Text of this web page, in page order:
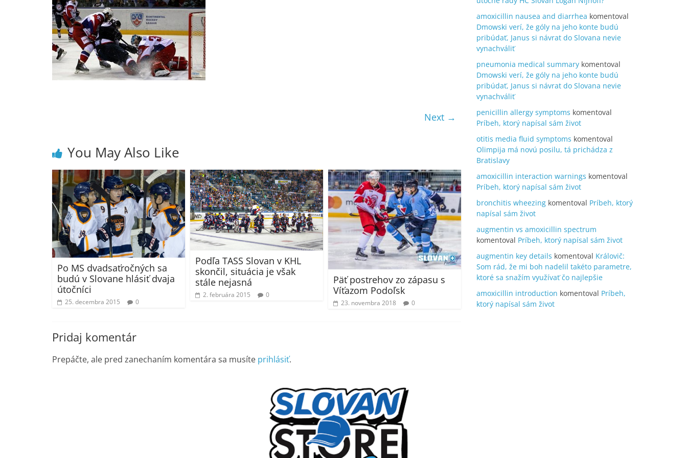
Next →
You May Also Like
Po MS dvadsaťročných sa
budú v Slovane hlásiť dvaja
útočníci
25. decembra 2015 0
Podľa TASS Slovan v KHL
skončil, situácia je však
stále nejasná
2. februára 2015 0
Päť postrehov zo zápasu s
Víťazom Podoľsk
23. novembra 2018 0
Pridaj komentár
Prepáčte, ale pred zanechaním komentára sa musíte prihlásiť.
amoxicillin nausea and diarrhea komentoval
Dmowski verí, že góly na jeho konte budú
pribúdať, Janus si návrat do Slovana nevie
vynachváliť
pneumonia medical summary komentoval
Dmowski verí, že góly na jeho konte budú
pribúdať, Janus si návrat do Slovana nevie
vynachváliť
penicillin allergy symptoms komentoval
Príbeh, ktorý napísal sám život
otitis media fluid symptoms komentoval
Olimpija má novú posilu, tá prichádza z
Bratislavy
amoxicillin interaction warnings komentoval
Príbeh, ktorý napísal sám život
bronchitis wheezing komentoval Príbeh, ktorý
napísal sám život
augmentin vs amoxicillin spectrum
komentoval Príbeh, ktorý napísal sám život
augmentin key details komentoval Královič:
Som rád, že mi boh nadelil takéto parametre,
ktoré sa snažím využívať čo najlepšie
amoxicillin introduction komentoval Príbeh,
ktorý napísal sám život